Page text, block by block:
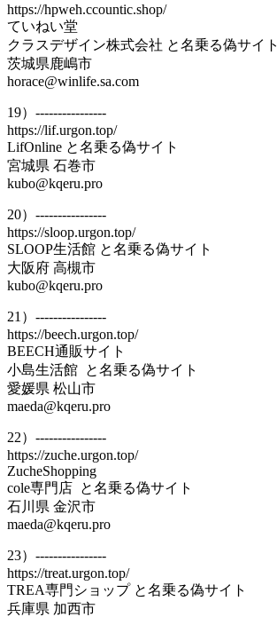
https://hpweh.ccountic.shop/
ていねい堂
クラスデザイン株式会社 と名乗る偽サイト
茨城県鹿嶋市
horace@winlife.sa.com
19）----------------
https://lif.urgon.top/
LifOnline と名乗る偽サイト
宮城県 石巻市
kubo@kqeru.pro
20）----------------
https://sloop.urgon.top/
SLOOP生活館 と名乗る偽サイト
大阪府 高槻市
kubo@kqeru.pro
21）----------------
https://beech.urgon.top/
BEECH通販サイト
小島生活館 と名乗る偽サイト
愛媛県 松山市
maeda@kqeru.pro
22）----------------
https://zuche.urgon.top/
ZucheShopping
cole専門店 と名乗る偽サイト
石川県 金沢市
maeda@kqeru.pro
23）----------------
https://treat.urgon.top/
TREA専門ショップ と名乗る偽サイト
兵庫県 加西市